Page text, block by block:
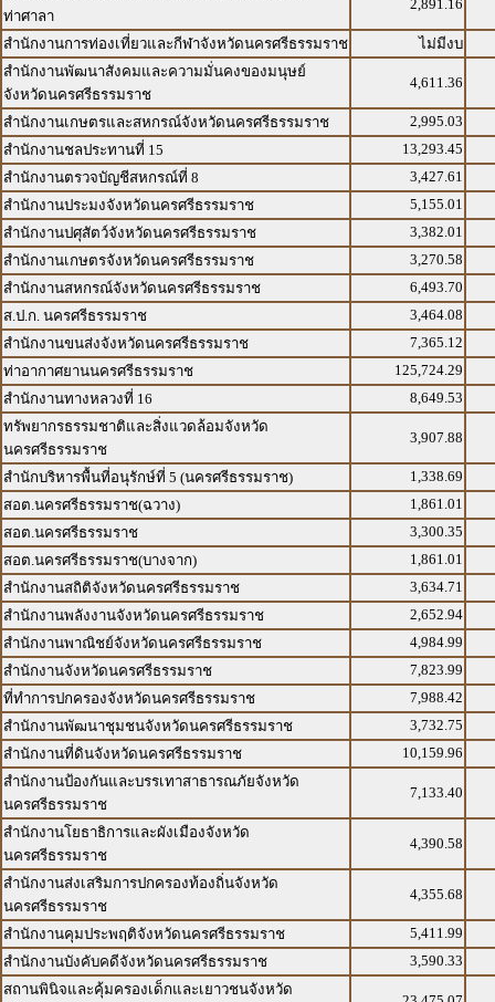
ท่าศาลา
2,891.16
สำนักงานการท่องเที่ยวและกีฬาจังหวัดนครศรีธรรมราช
ไม่มีงบ
สำนักงานพัฒนาสังคมและความมั่นคงของมนุษย์
จังหวัดนครศรีธรรมราช
4,611.36
สำนักงานเกษตรและสหกรณ์จังหวัดนครศรีธรรมราช
2,995.03
สำนักงานชลประทานที่ 15
13,293.45
สำนักงานตรวจบัญชีสหกรณ์ที่ 8
3,427.61
สำนักงานประมงจังหวัดนครศรีธรรมราช
5,155.01
สำนักงานปศุสัตว์จังหวัดนครศรีธรรมราช
3,382.01
สำนักงานเกษตรจังหวัดนครศรีธรรมราช
3,270.58
สำนักงานสหกรณ์จังหวัดนครศรีธรรมราช
6,493.70
ส.ป.ก. นครศรีธรรมราช
3,464.08
สำนักงานขนส่งจังหวัดนครศรีธรรมราช
7,365.12
ท่าอากาศยานนครศรีธรรมราช
125,724.29
สำนักงานทางหลวงที่ 16
8,649.53
ทรัพยากรธรรมชาติและสิ่งแวดล้อมจังหวัด
นครศรีธรรมราช
3,907.88
สำนักบริหารพื้นที่อนุรักษ์ที่ 5 (นครศรีธรรมราช)
1,338.69
สอต.นครศรีธรรมราช(ฉวาง)
1,861.01
สอต.นครศรีธรรมราช
3,300.35
สอต.นครศรีธรรมราช(บางจาก)
1,861.01
สำนักงานสถิติจังหวัดนครศรีธรรมราช
3,634.71
สำนักงานพลังงานจังหวัดนครศรีธรรมราช
2,652.94
สำนักงานพาณิชย์จังหวัดนครศรีธรรมราช
4,984.99
สำนักงานจังหวัดนครศรีธรรมราช
7,823.99
ที่ทำการปกครองจังหวัดนครศรีธรรมราช
7,988.42
สำนักงานพัฒนาชุมชนจังหวัดนครศรีธรรมราช
3,732.75
สำนักงานที่ดินจังหวัดนครศรีธรรมราช
10,159.96
สำนักงานป้องกันและบรรเทาสาธารณภัยจังหวัด
นครศรีธรรมราช
7,133.40
สำนักงานโยธาธิการและผังเมืองจังหวัด
นครศรีธรรมราช
4,390.58
สำนักงานส่งเสริมการปกครองท้องถิ่นจังหวัด
นครศรีธรรมราช
4,355.68
สำนักงานคุมประพฤติจังหวัดนครศรีธรรมราช
5,411.99
สำนักงานบังคับคดีจังหวัดนครศรีธรรมราช
3,590.33
สถานพินิจและคุ้มครองเด็กและเยาวชนจังหวัด